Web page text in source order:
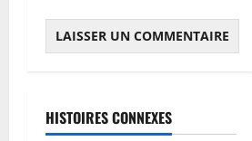
HISTOIRES CONNEXES